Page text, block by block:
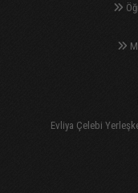
Evliya Çelebi